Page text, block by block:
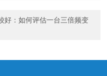
好：如何评估一台三倍频变